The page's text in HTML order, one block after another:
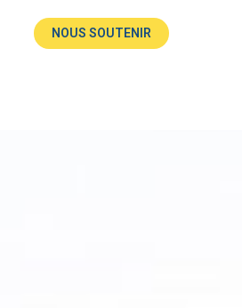
NOUS SOUTENIR